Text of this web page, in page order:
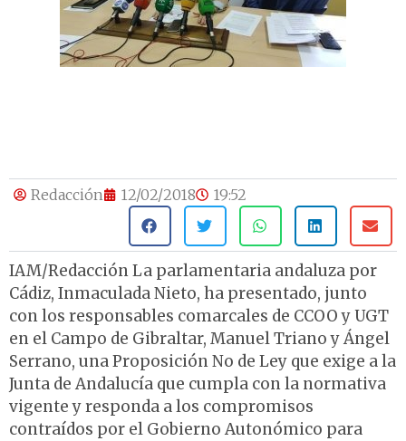
Redacción 12/02/2018 19:52
IAM/Redacción La parlamentaria andaluza por
Cádiz, Inmaculada Nieto, ha presentado, junto
con los responsables comarcales de CCOO y UGT
en el Campo de Gibraltar, Manuel Triano y Ángel
Serrano, una Proposición No de Ley que exige a la
Junta de Andalucía que cumpla con la normativa
vigente y responda a los compromisos
contraídos por el Gobierno Autonómico para